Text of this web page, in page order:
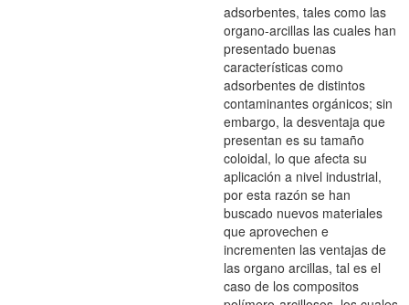
adsorbentes, tales como las
organo-arcillas las cuales han
presentado buenas
características como
adsorbentes de distintos
contaminantes orgánicos; sin
embargo, la desventaja que
presentan es su tamaño
coloidal, lo que afecta su
aplicación a nivel industrial,
por esta razón se han
buscado nuevos materiales
que aprovechen e
incrementen las ventajas de
las organo arcillas, tal es el
caso de los compositos